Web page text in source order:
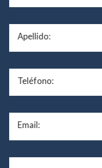
Apellido:
Teléfono:
Email: